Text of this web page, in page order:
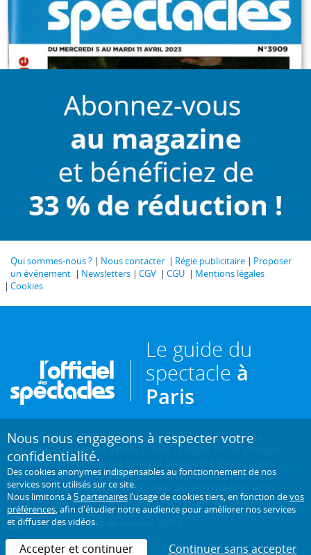
Qui sommes-nous ? Nous contacter Régie publicitaire
Proposer
un événement
Newsletters CGV CGU
Mentions légales
Cookies
Le guide du
spectacle à
Paris
Créé en 1946, L'Officiel des spectacles estl'hebdomadaire de
référence du spectacle à Paris
et dans sa région. Pièces de théâtre,
expositions, sorties cinéma, concerts, spectacles enfants... : vous
trouverez sur ce site toute l'actualité des sorties culturelles de la
capitale, et bien plus encore ! Pour ceux qui sortent à Paris et ses
environs, c'est aussi le guide papier pratique, précis, fiable et complet.
Chaque mercredi en kiosque. 2,40 €.
Nous nous engageons à respecter votre
confidentialité.
Des cookies anonymes indispensables au fonctionnement de nos
services sont utilisés sur ce site.
Nous limitons à5 partenaires l’usage de cookies tiers, en fonction devos
préférences, afin d'étudier notre audience pour améliorer nos services
et diffuser des vidéos.
Accepter et continuer Continuer sans accepter